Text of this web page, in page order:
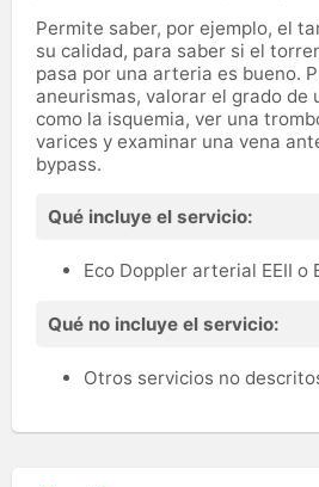
Permite saber, por ejemplo, el
su calidad, para saber si el
pasa por una arteria es bueno.
aneurismas, valorar el grado de
como la isquemia, ver una
varices y examinar una vena
bypass.
Qué incluye el servicio:
Eco Doppler arterial EEII o
Qué no incluye el servicio:
Otros servicios no